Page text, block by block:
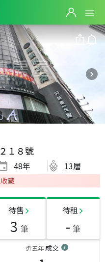
１８號
48年 13層
藏
待售
3 筆
待租
- 筆
近五年成交